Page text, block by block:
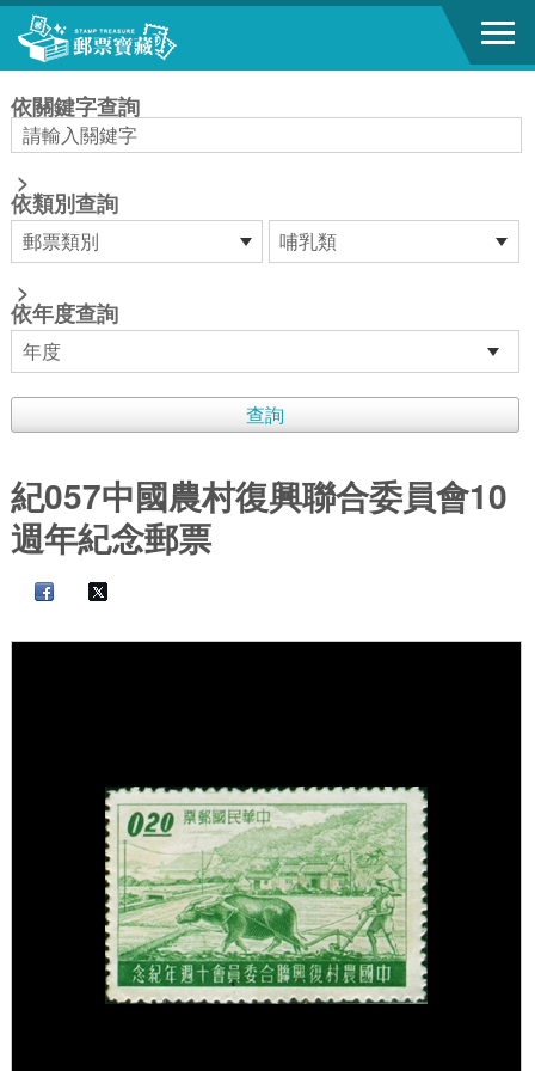
跳到主要內容區塊
依關鍵字查詢
>
依類別查詢
>
依年度查詢
紀057中國農村復興聯合委員會10
週年紀念郵票